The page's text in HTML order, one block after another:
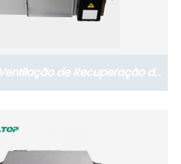
de Recuperação de
1500-2600 m3/h)